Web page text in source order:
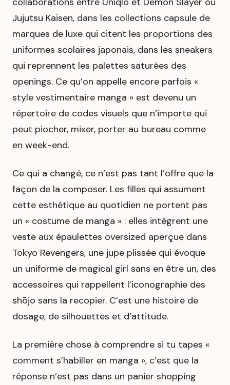
Jujutsu Kaisen, dans les collections capsule de
marques de luxe qui citent les proportions des
uniformes scolaires japonais, dans les sneakers
qui reprennent les palettes saturées des
openings. Ce qu’on appelle encore parfois «
style vestimentaire manga » est devenu un
répertoire de codes visuels que n’importe qui
peut piocher, mixer, porter au bureau comme
en week-end.
Ce qui a changé, ce n’est pas tant l’offre que la
façon de la composer. Les filles qui assument
cette esthétique au quotidien ne portent pas
un « costume de manga » : elles intègrent une
veste aux épaulettes oversized aperçue dans
Tokyo Revengers, une jupe plissée qui évoque
un uniforme de magical girl sans en être un, des
accessoires qui rappellent l’iconographie des
shōjo sans la recopier. C’est une histoire de
dosage, de silhouettes et d’attitude.
La première chose à comprendre si tu tapes «
comment s’habiller en manga », c’est que la
réponse n’est pas dans un panier shopping